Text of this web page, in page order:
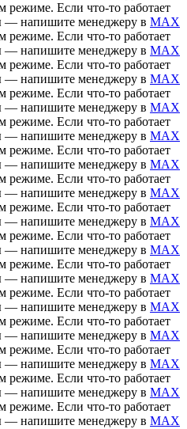
режиме. Если что-то работает
— напишите менеджеру в MAX
режиме. Если что-то работает
— напишите менеджеру в MAX
режиме. Если что-то работает
— напишите менеджеру в MAX
режиме. Если что-то работает
— напишите менеджеру в MAX
режиме. Если что-то работает
— напишите менеджеру в MAX
режиме. Если что-то работает
— напишите менеджеру в MAX
режиме. Если что-то работает
— напишите менеджеру в MAX
режиме. Если что-то работает
— напишите менеджеру в MAX
режиме. Если что-то работает
— напишите менеджеру в MAX
режиме. Если что-то работает
— напишите менеджеру в MAX
режиме. Если что-то работает
— напишите менеджеру в MAX
режиме. Если что-то работает
— напишите менеджеру в MAX
режиме. Если что-то работает
— напишите менеджеру в MAX
режиме. Если что-то работает
— напишите менеджеру в MAX
режиме. Если что-то работает
— напишите менеджеру в MAX